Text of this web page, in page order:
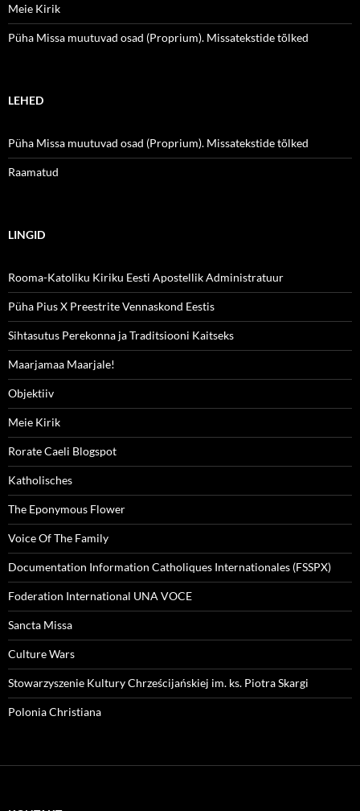
Meie Kirik
Püha Missa muutuvad osad (Proprium). Missatekstide tõlked
LEHED
Püha Missa muutuvad osad (Proprium). Missatekstide tõlked
Raamatud
LINGID
Rooma-Katoliku Kiriku Eesti Apostellik Administratuur
Püha Pius X Preestrite Vennaskond Eestis
Sihtasutus Perekonna ja Traditsiooni Kaitseks
Maarjamaa Maarjale!
Objektiiv
Meie Kirik
Rorate Caeli Blogspot
Katholisches
The Eponymous Flower
Voice Of The Family
Documentation Information Catholiques Internationales (FSSPX)
Foderation International UNA VOCE
Sancta Missa
Culture Wars
Stowarzyszenie Kultury Chrześcijańskiej im. ks. Piotra Skargi
Polonia Christiana